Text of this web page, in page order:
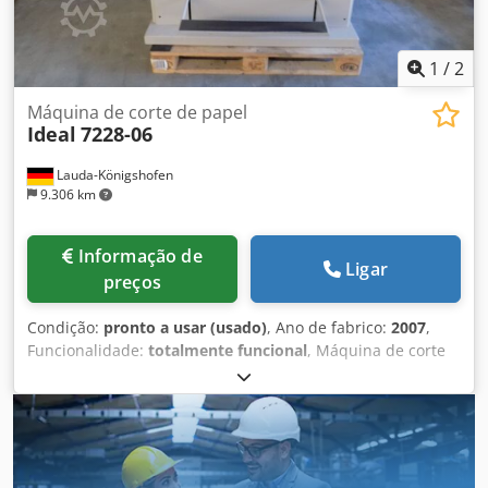
1 /2
Lauda-Königshofen
9.306 km
Máquina de corte de papel
Ideal 7228-06
preços
Ligar
Condição: pronto a usar (usado), Ano de fabrico: 2007,
Funcionalidade: totalmente funcional, Máquina de corte
IDEAL 7228-06, número de série 2828609, ano de
fabricação 2007, controlo programável, barreiras de luz,
em bom estado, disponível imediatamente. Dedezkcbvopfx
Ai Deck Se estiver interessado, teremos todo o prazer em
informá-lo sobre outras máquinas disponíveis na nossa